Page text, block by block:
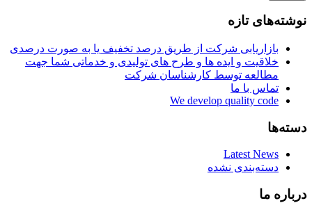
نوشته‌های تازه
بازاریابی شرکت از طریق درصد تخفیف یا به صورت درصدی
خلاقیت و ایده ها و طرح های تولیدی و خدماتی شما جهت
مطالعه توسط کارشناسان شرکت
تماس با ما
We develop quality code
دسته‌ها
Latest News
دسته‌بندی نشده
درباره ما